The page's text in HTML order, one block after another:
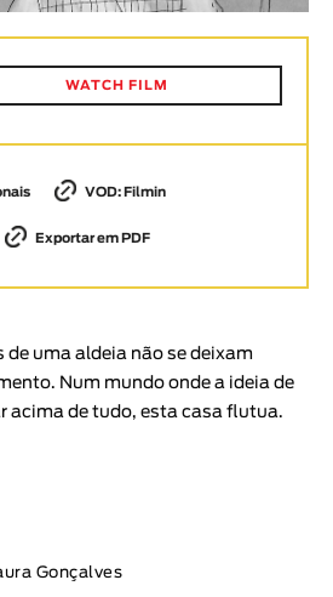
WATCH FILM
VOD: Filmin
Exportar em PDF
uma aldeia não se deixam
Num mundo onde a ideia de
acima de tudo, esta casa flutua.
Gonçalves